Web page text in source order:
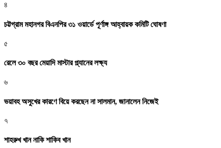
৪
চট্টগ্রাম মহানগর বিএনপির ৩১ ওয়ার্ডে পূর্ণাঙ্গ আহ্বায়ক কমিটি ঘোষণা
৫
রেলে ৩০ বছর মেয়াদি মাস্টার প্ল্যানের লক্ষ্য
৬
ভয়াবহ অসুখের কারণে বিয়ে করছেন না সালমান, জানালেন নিজেই
৭
শাহরুখ খান নাকি শাকিব খান